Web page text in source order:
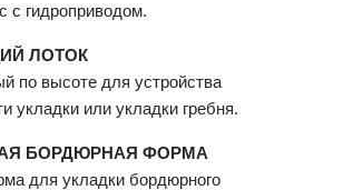
с гидроприводом.
ЛОТОК
по высоте для устройства
укладки или укладки гребня.
БОРДЮРНАЯ ФОРМА
для укладки бордюрного